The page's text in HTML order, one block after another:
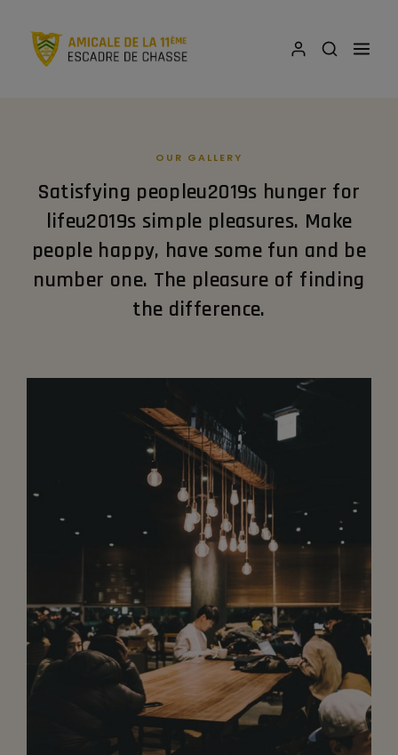
OUR GALLERY
Satisfying peopleu2019s hunger for
lifeu2019s simple pleasures. Make
people happy, have some fun and be
number one. The pleasure of finding
the difference.